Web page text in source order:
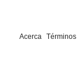
Acerca Términos